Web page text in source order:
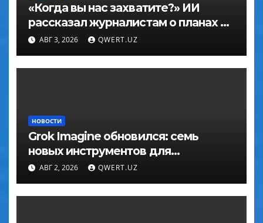
«Когда вы нас захватите?» ИИ
рассказал журналистам о планах по
покорению мира в большом
АВГ 3, 2026 QWERT.UZ
НОВОСТИ
Grok Imagine обновился: семь
новых инструментов для
редактирования фото
АВГ 2, 2026 QWERT.UZ